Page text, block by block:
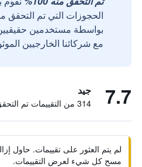
الحجوزات التي تم التحقق
مع شركائنا الخارجيين
7.7 جيد
314 من التقييمات تم التحقق منها
لم يتم العثور على تقييمات. حاول
مسح كل شيء لعرض التقييمات.